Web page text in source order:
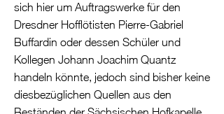
sich hier um Auftragswerke für den
Dresdner Hofflötisten Pierre-Gabriel
Buffardin oder dessen Schüler und
Kollegen Johann Joachim Quantz
handeln könnte, jedoch sind bisher keine
diesbezüglichen Quellen aus den